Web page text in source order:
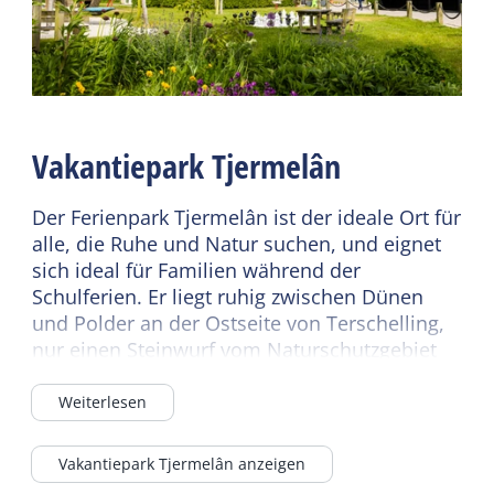
Kamin / Holzofen
Zentralheizung
Nichtraucher
Weiterlesen
Sanitär
Badezimmer EG
Separate Toilette
Dusche
Zweite Toilette
Gemeinsame
Einrichtungen
E-Ladestation für PKW
Wifi (geteilt)
Fahrradverleih
Weiterlesen
Kindermöbel
Kinderbett
Energieeffizienzklasse
Vakantiepark Tjermelân
Der Ferienpark Tjermelân ist der ideale Ort für
alle, die Ruhe und Natur suchen, und eignet
sich ideal für Familien während der
Schulferien. Er liegt ruhig zwischen Dünen
und Polder an der Ostseite von Terschelling,
nur einen Steinwurf vom Naturschutzgebiet
Nordsee entfernt.
Die Chancen auf sonnige Tage sind gut, da
Terschelling durchschnittlich doppelt so viel
Weiterlesen
Vakantiepark Tjermelân anzeigen